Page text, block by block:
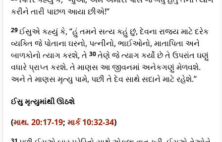
કરીને તારી પાછળ આયા છીએ!”
29ઈસુએ કહ્યું કે, “હું તમને સત્ય કહું છું, દેવના રાજ્ય માટે દરેક
વ્યક્તિ જે પોતાના ઘરનો, પત્નીનો, ભાઈઓનો, માતાપિતા અને
બાળકોનો ત્યાગ કરશે, તે 30તેણે જે ત્યાગ કર્યો છે તે ઉપરાંત ઘણું
વધારે પ્રાપ્ત કરશે. તે માણસ આ જીવનમાં અનેકગણું મેળવશે.
અને તે માણસ મૃત્યુ પામે, પછી તે દેવ સાથે સદાને માટે રહેશે.”
ઈસુ મૃત્યુમાંથી ઊઠશે
(માથ. 20:17-19; માર્ક 10:32-34)